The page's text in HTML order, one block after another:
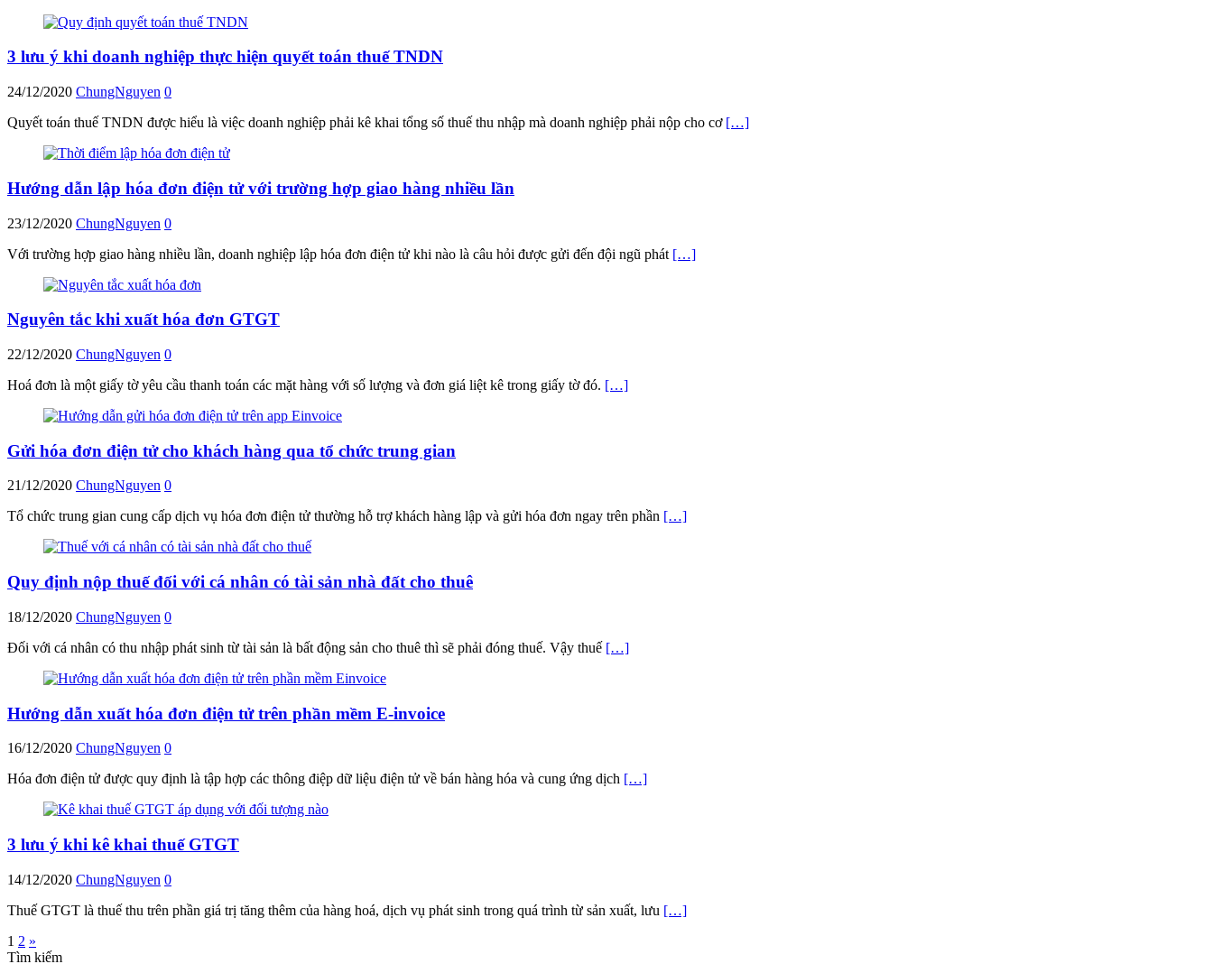
3 lưu ý khi doanh nghiệp thực hiện quyết toán thuế TNDN
24/12/2020 ChungNguyen 0
Quyết toán thuế TNDN được hiểu là việc doanh nghiệp phải kê khai tổng số thuế thu nhập mà doanh nghiệp phải nộp cho cơ […]
Hướng dẫn lập hóa đơn điện tử với trường hợp giao hàng nhiều lần
23/12/2020 ChungNguyen 0
Với trường hợp giao hàng nhiều lần, doanh nghiệp lập hóa đơn điện tử khi nào là câu hỏi được gửi đến đội ngũ phát […]
Nguyên tắc khi xuất hóa đơn GTGT
22/12/2020 ChungNguyen 0
Hoá đơn là một giấy tờ yêu cầu thanh toán các mặt hàng với số lượng và đơn giá liệt kê trong giấy tờ đó. […]
Gửi hóa đơn điện tử cho khách hàng qua tổ chức trung gian
21/12/2020 ChungNguyen 0
Tổ chức trung gian cung cấp dịch vụ hóa đơn điện tử thường hỗ trợ khách hàng lập và gửi hóa đơn ngay trên phần […]
Quy định nộp thuế đối với cá nhân có tài sản nhà đất cho thuê
18/12/2020 ChungNguyen 0
Đối với cá nhân có thu nhập phát sinh từ tài sản là bất động sản cho thuê thì sẽ phải đóng thuế. Vậy thuế […]
Hướng dẫn xuất hóa đơn điện tử trên phần mềm E-invoice
16/12/2020 ChungNguyen 0
Hóa đơn điện tử được quy định là tập hợp các thông điệp dữ liệu điện tử về bán hàng hóa và cung ứng dịch […]
3 lưu ý khi kê khai thuế GTGT
14/12/2020 ChungNguyen 0
Thuế GTGT là thuế thu trên phần giá trị tăng thêm của hàng hoá, dịch vụ phát sinh trong quá trình từ sản xuất, lưu […]
Phân
1 2 »
Tìm kiếm